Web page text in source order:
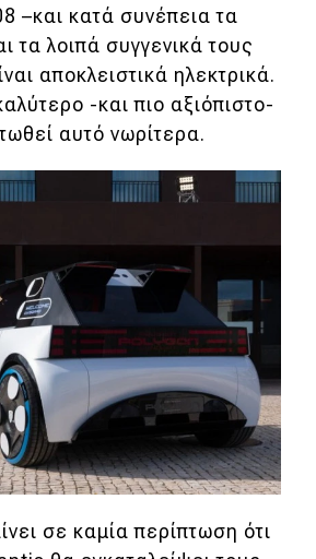
–και κατά συνέπεια τα
τα λοιπά συγγενικά τους
αποκλειστικά ηλεκτρικά.
-και πιο αξιόπιστο-
αυτό νωρίτερα.
σε καμία περίπτωση ότι